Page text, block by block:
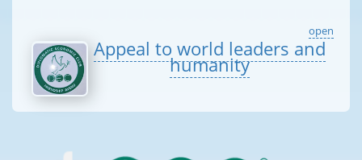
open
Appeal to world leaders and
humanity